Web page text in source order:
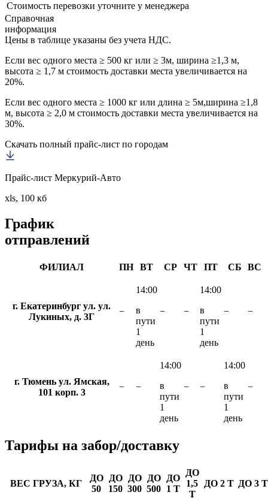
Стоимость перевозки уточните у менеджера
Справочная
информация
Цены в таблице указаны без учета НДС.
Если вес одного места ≥ 500 кг или ≥ 3м, ширина ≥1,3 м,
высота ≥ 1,7 м стоимость доставки места увеличивается на
20%.
Если вес одного места ≥ 1000 кг или длина ≥ 5м,ширина ≥1,8
м, высота ≥ 2,0 м стоимость доставки места увеличивается на
30%.
Скачать полный прайс-лист по городам
Прайс-лист Меркурий-Авто
xls, 100 кб
График
отправлений
ФИЛИАЛ ПН ВТ СР ЧТ ПТ СБ ВС
г. Екатеринбург ул. ул.
Лукиных, д. 3Г
−
14:00
в
пути
1
день
− −
14:00
в
пути
1
день
− −
г. Тюмень ул. Ямская,
101 корп. 3
− −
14:00
в
пути
1
день
− −
14:00
в
пути
1
день
−
Тарифы на забор/доставку
ВЕС ГРУЗА, КГ
ДО
50
ДО
150
ДО
300
ДО
500
ДО
1 Т
ДО
1,5
Т
ДО 2 Т ДО 3 Т